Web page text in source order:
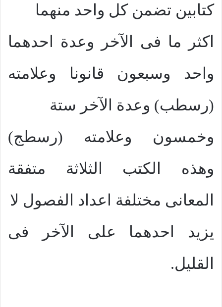
كتابين تضمن كل واحد منهما
اكثر ما فى الآخر وعدة احدهما
واحد وسبعون قانونا وعلامته
(رسطب) وعدة الآخر ستة
وخمسون وعلامته (رسطج)
وهذه الكتب الثلاثة متفقة
المعانى مختلفة اعداد الفصول لا
يزيد احدهما على الآخر فى
القليل.